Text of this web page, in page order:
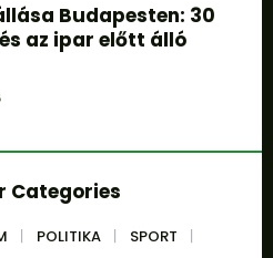
Budapesten: 30
az ipar előtt álló
Categories
POLITIKA
SPORT